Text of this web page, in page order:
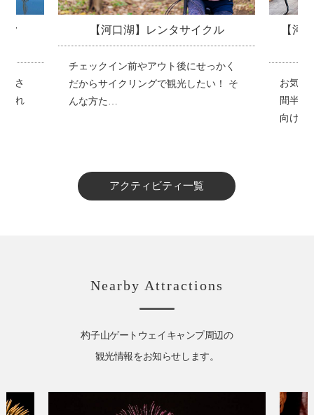
かく
そ
【河口湖】ワカサギ釣り3時間プラ
ン
お気軽ワカサギ釣り3時間プラン！ 1時
間半のプランでは物足りないという方
【河
お気軽
ギ釣り
最新…
アクティビティ一覧
Nearby Attractions
杓子山ゲートウェイキャンプ周辺の
観光情報をお知らせします。